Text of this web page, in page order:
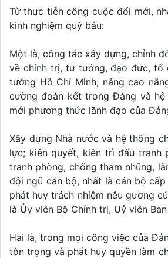
Từ thực tiễn công cuộc đổi mới,
kinh nghiệm quý báu:
Một là, công tác xây dựng, chỉnh
về chính trị, tư tưởng, đạo đức, tổ
tưởng Hồ Chí Minh; nâng cao
cường đoàn kết trong Đảng và
mới phương thức lãnh đạo của
Xây dựng Nhà nước và hệ thống
lực; kiên quyết, kiên trì đấu tranh
tranh phòng, chống tham nhũng,
đội ngũ cán bộ, nhất là cán bộ
phát huy trách nhiệm nêu gương
là Ủy viên Bộ Chính trị, Uỷ viên
Hai là, trong mọi công việc của
tôn trọng và phát huy quyền làm